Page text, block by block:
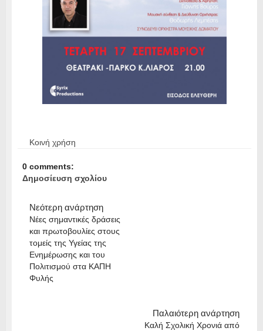
Κοινή χρήση
0 comments:
Δημοσίευση σχολίου
Νεότερη ανάρτηση
Νέες σημαντικές δράσεις
και πρωτοβουλίες στους
τομείς της Υγείας της
Ενημέρωσης και του
Πολιτισμού στα ΚΑΠΗ
Φυλής
Παλαιότερη ανάρτηση
Καλή Σχολική Χρονιά από